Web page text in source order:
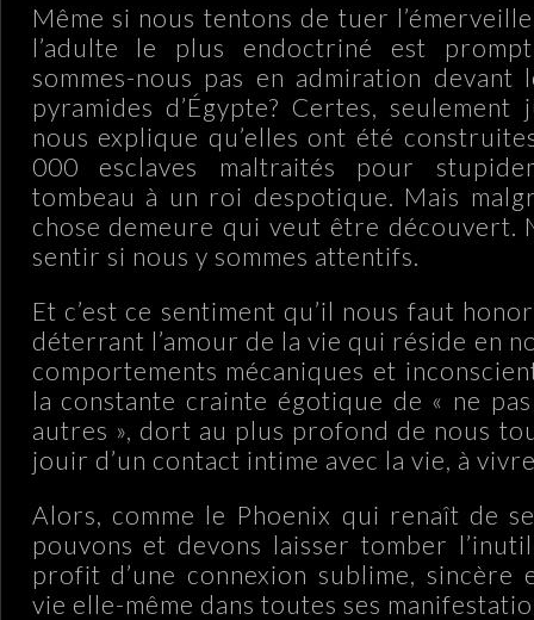
Même si nous tentons de tuer
l’adulte le plus endoctriné est
sommes-nous pas en admiration devant
pyramides d’Égypte? Certes, seulement
nous explique qu’elles ont été
000 esclaves maltraités pour
tombeau à un roi despotique. Mais
chose demeure qui veut être découvert.
sentir si nous y sommes attentifs.
Et c’est ce sentiment qu’il nous faut
déterrant l’amour de la vie qui réside en
comportements mécaniques et
la constante crainte égotique de « ne
autres », dort au plus profond de nous
jouir d’un contact intime avec la vie, à
Alors, comme le Phoenix qui renaît de
pouvons et devons laisser tomber
profit d’une connexion sublime, sincère
vie elle-même dans toutes ses